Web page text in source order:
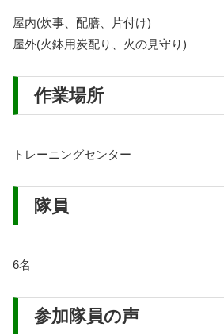
屋内(炊事、配膳、片付け)
屋外(火鉢用炭配り、火の見守り)
作業場所
トレーニングセンター
隊員
6名
参加隊員の声